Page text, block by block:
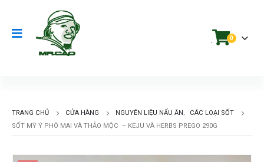
. 0
TRANG CHỦ CỬA HÀNG NGUYÊN LIỆU NẤU ĂN,
CÁC LOẠI SỐT
SỐT MỲ Ý PHÔ MAI VÀ THẢO MỘC – KEJU VÀ HERBS PREGO 290G